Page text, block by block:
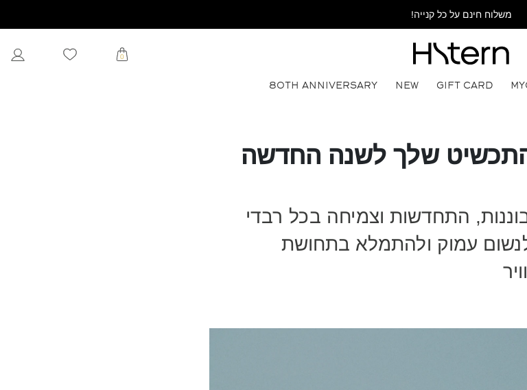
משלוח חינם על כל קנייה!
0
GIFT CARD
NEW
80TH ANNIVERSARY
שלך לשנה החדשה
התחדשות וצמיחה בכל רבדי
עמוק ולהתמלא בתחושת